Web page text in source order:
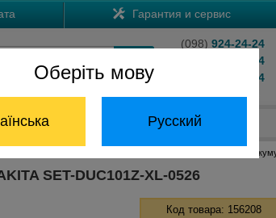
Оберіть мову
Русский
Гарантия и сервис
(098) 924-24-24
204-24-24
824-24-24
запчастей: (068) 824-24-24
SET-DUC101Z-XL-0526
Код товара: 156208